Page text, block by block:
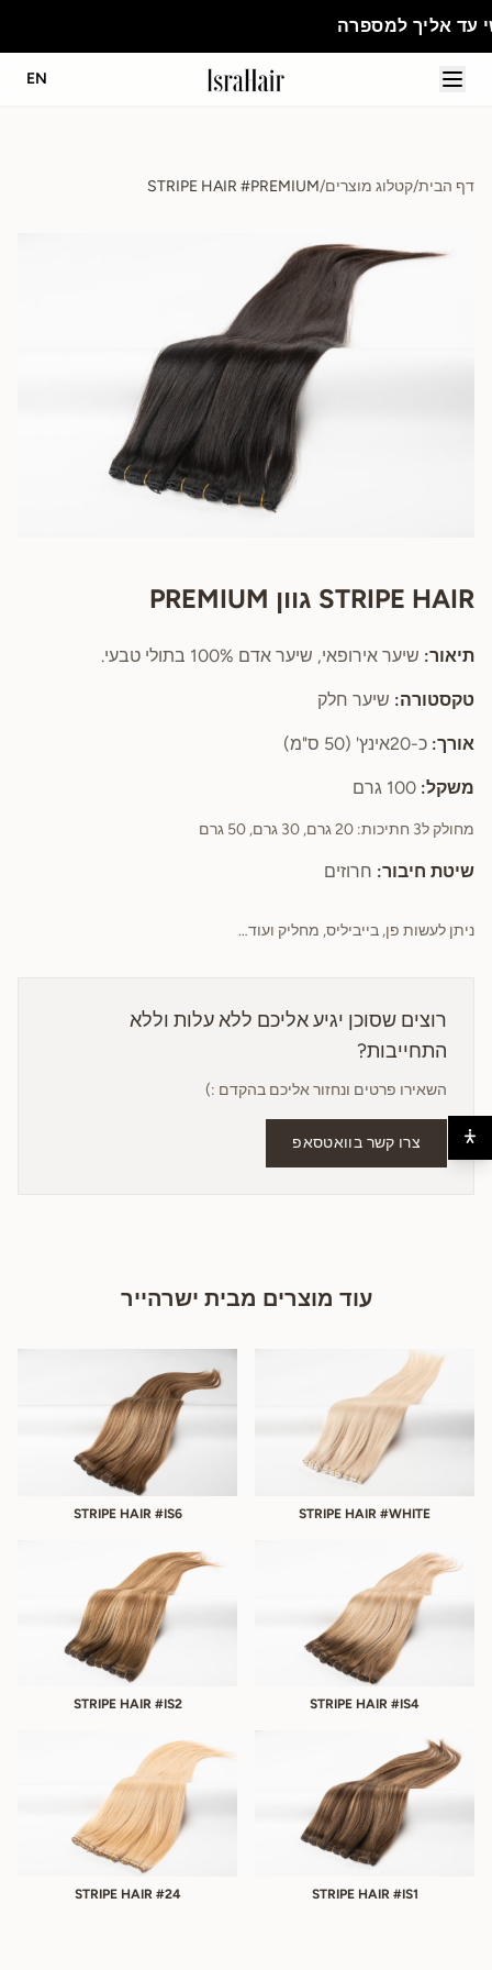
EN
דף הבית/קטלוג מוצרים/
STRIPE HAIR #PREMIUM
STRIPE HAIR גוון PREMIUM
תיאור: שיער אירופאי, שיער אדם 100% בתולי טבעי.
טקסטורה: שיער חלק
אורך: כ-20אינץ' (50 ס"מ)
משקל: 100 גרם
מחולק ל3 חתיכות: 20 גרם, 30 גרם, 50 גרם
שיטת חיבור: חרוזים
ניתן לעשות פן, בייביליס, מחליק ועוד…
רוצים שסוכן יגיע אליכם ללא עלות וללא
התחייבות?
השאירו פרטים ונחזור אליכם בהקדם :)
צרו קשר בוואטסאפ
עוד מוצרים מבית ישרהייר
STRIPE HAIR #WHITE
STRIPE HAIR #IS6
STRIPE HAIR #IS4
STRIPE HAIR #IS2
STRIPE HAIR #IS1
STRIPE HAIR #24